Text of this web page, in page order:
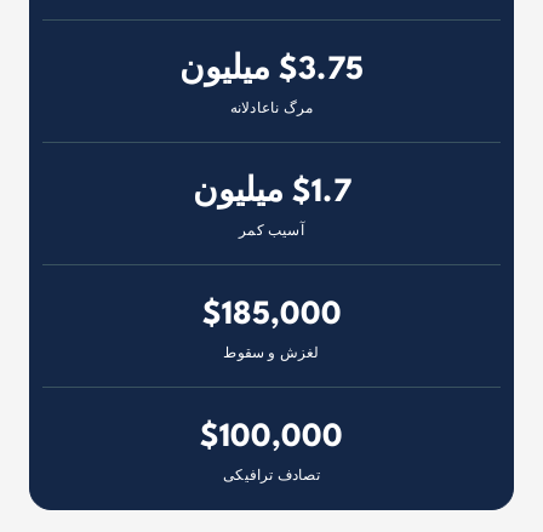
$3.75 میلیون
مرگ ناعادلانه
$1.7 میلیون
آسیب کمر
$185,000
لغزش و سقوط
$100,000
تصادف ترافیکی